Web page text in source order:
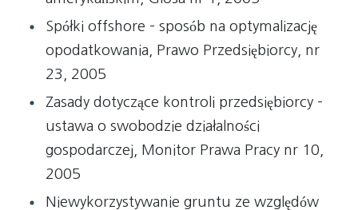
Spółki offshore – sposób na optymalizację
opodatkowania, Prawo Przedsiębiorcy, nr
23, 2005
Zasady dotyczące kontroli przedsiębiorcy –
ustawa o swobodzie działalności
gospodarczej, Monitor Prawa Pracy nr 10,
2005
Niewykorzystywanie gruntu ze względów